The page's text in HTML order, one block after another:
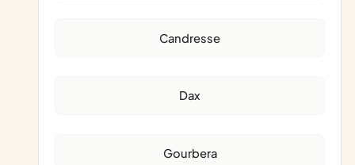
Candresse
Dax
Gourbera